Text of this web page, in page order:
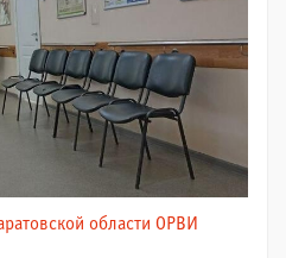
области ОРВИ